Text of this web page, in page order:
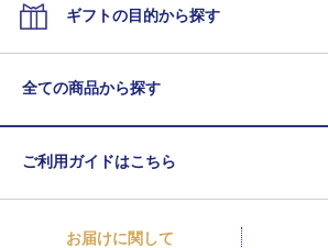
ギフトの目的から探す
全ての商品から探す
ご利用ガイドはこちら
お届けに関して